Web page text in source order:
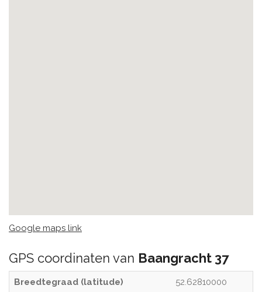
Google maps link
GPS coordinaten van Baangracht 37
Breedtegraad (latitude) 52.62810000